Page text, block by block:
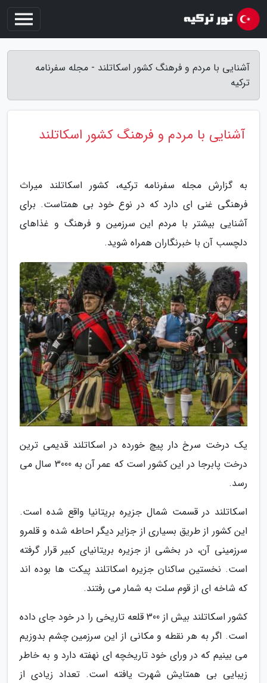
آشنایی با مردم و فرهنگ کشور اسکاتلند - مجله سفرنامه
ترکیه
آشنایی با مردم و فرهنگ کشور اسکاتلند
به گزارش مجله سفرنامه ترکیه، کشور اسکاتلند میراث
فرهنگی غنی ای دارد که در نوع خود بی همتاست. برای
آشنایی بیشتر با مردم این سرزمین و فرهنگ و غذاهای
دلچسب آن با خبرنگاران همراه شوید.
یک درخت سرخ دار پیچ خورده در اسکاتلند قدیمی ترین
درخت پابرجا در این کشور است که عمر آن به 3000 سال می
رسد.
اسکاتلند در قسمت شمال جزیره بریتانیا واقع شده است.
این کشور از طریق بسیاری از جزایر دیگر احاطه شده و قلمرو
سرزمینی آن، در بخشی از جزیره بریتانیای کبیر قرار گرفته
است. نخستین ساکنان جزیره اسکاتلند پیکت ها بوده اند
که شاخه ای از قوم سلت به شمار می رفتند.
کشور اسکاتلند بیش از 300 قلعه تاریخی را در خود جای داده
است. اگر به هر نقطه و مکانی از این سرزمین چشم بدوزیم
می بینیم که در ورای خود تاریخچه ای نهفته دارد و به خاطر
زیبایی بی همتایش شهرت یافته است. تعداد زیادی از